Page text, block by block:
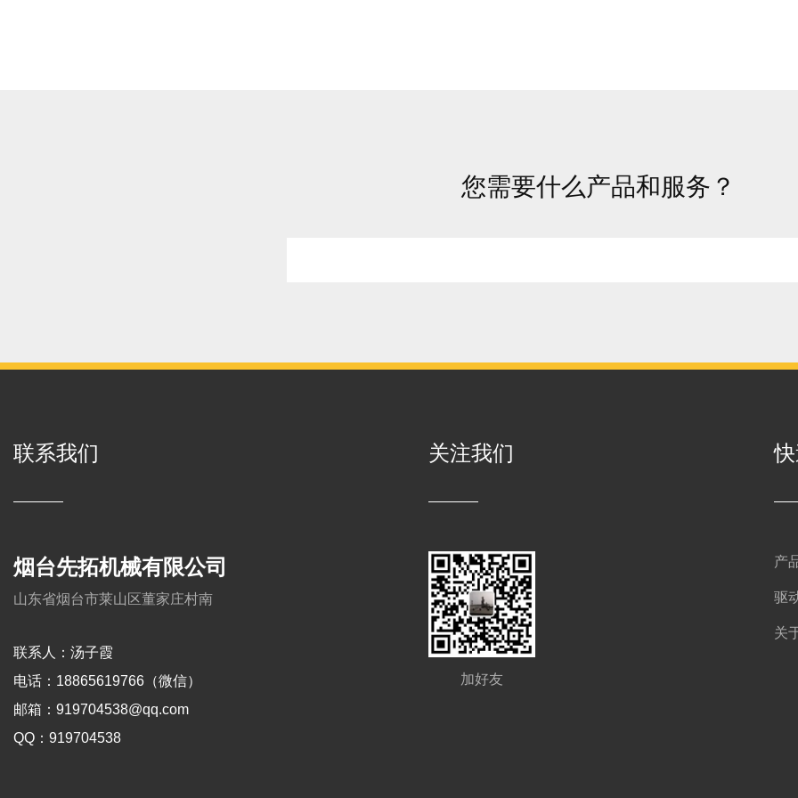
您需要什么产品和服务？
联系我们
烟台先拓机械有限公司
山东省烟台市莱山区董家庄村南
联系人：汤子霞
电话：18865619766（微信）
邮箱： 919704538@qq.com
QQ：919704538
关注我们
加好友
产
驱
关